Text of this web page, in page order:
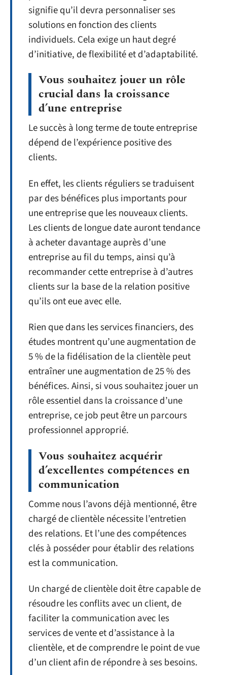
signifie qu’il devra personnaliser ses
solutions en fonction des clients
individuels. Cela exige un haut degré
d’initiative, de flexibilité et d’adaptabilité.
Vous souhaitez jouer un rôle
crucial dans la croissance
d’une entreprise
Le succès à long terme de toute entreprise
dépend de l’expérience positive des
clients.
En effet, les clients réguliers se traduisent
par des bénéfices plus importants pour
une entreprise que les nouveaux clients.
Les clients de longue date auront tendance
à acheter davantage auprès d’une
entreprise au fil du temps, ainsi qu’à
recommander cette entreprise à d’autres
clients sur la base de la relation positive
qu’ils ont eue avec elle.
Rien que dans les services financiers, des
études montrent qu’une augmentation de
5 % de la fidélisation de la clientèle peut
entraîner une augmentation de 25 % des
bénéfices. Ainsi, si vous souhaitez jouer un
rôle essentiel dans la croissance d’une
entreprise, ce job peut être un parcours
professionnel approprié.
Vous souhaitez acquérir
d’excellentes compétences en
communication
Comme nous l’avons déjà mentionné, être
chargé de clientèle nécessite l’entretien
des relations. Et l’une des compétences
clés à posséder pour établir des relations
est la communication.
Un chargé de clientèle doit être capable de
résoudre les conflits avec un client, de
faciliter la communication avec les
services de vente et d’assistance à la
clientèle, et de comprendre le point de vue
d’un client afin de répondre à ses besoins.